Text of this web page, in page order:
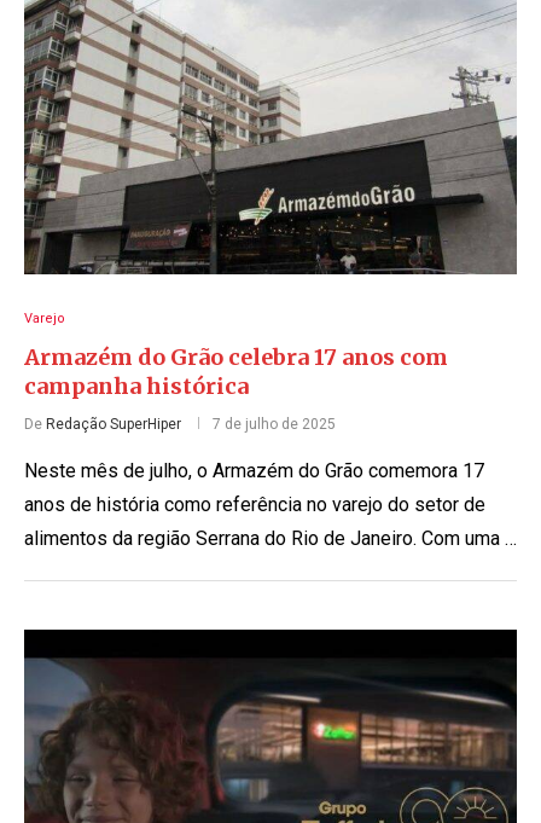
Varejo
Armazém do Grão celebra 17 anos com
campanha histórica
De Redação SuperHiper 7 de julho de 2025
Neste mês de julho, o Armazém do Grão comemora 17
anos de história como referência no varejo do setor de
alimentos da região Serrana do Rio de Janeiro. Com uma …